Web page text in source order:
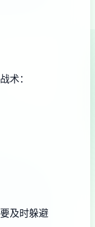
术：
及时躲避